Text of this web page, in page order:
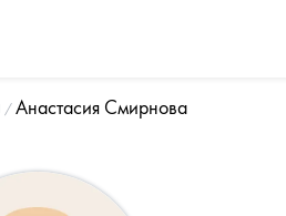
Анастасия Смирнова